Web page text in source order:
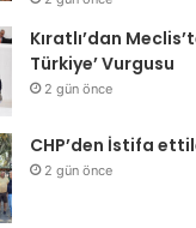
Kıratlı’dan
Türkiye’ Vurgusu
2 gün önce
CHP’den İstifa
2 gün önce